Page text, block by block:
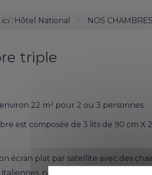
: Hôtel National NOS CHAMBRES
triple
22 m² pour 2 ou 3 personnes.
est composée de 3 lits de 90 cm X
écran plat par satellite avec des
portugaises, anglaises et